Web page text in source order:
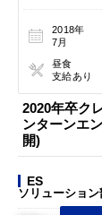
2018年
7月
昼食
支給あり
2020年卒ク
ンターンエ
開)
ES
ソリューショ